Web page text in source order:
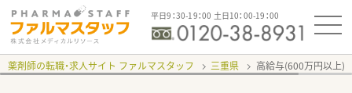
平日9：30-19：00 土日10：00-19：00
薬剤師の転職・求人サイト ファルマスタッフ 三重県 高給与(600万円以上)